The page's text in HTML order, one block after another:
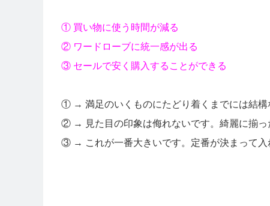
① 買い物に使う時間が減る
② ワードローブに統一感が出る
③ セールで安く購入することができる
① → 満足のいくものにたどり着くまでには結構
② → 見た目の印象は侮れないです。綺麗に揃っ
③ → これが一番大きいです。定番が決まって入